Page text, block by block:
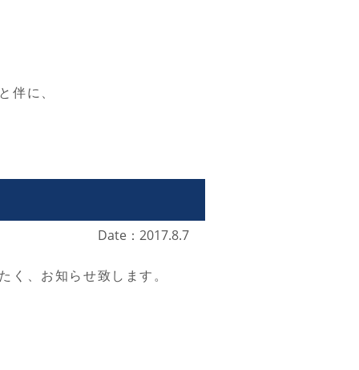
伴に、
Date：2017.8.7
く、お知らせ致します。